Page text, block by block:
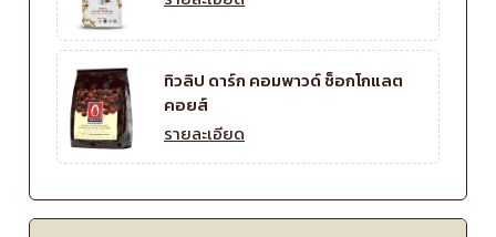
ทิวลิป ดาร์ก คอมพาวด์ ช็อกโกแลต
คอยส์
รายละเอียด